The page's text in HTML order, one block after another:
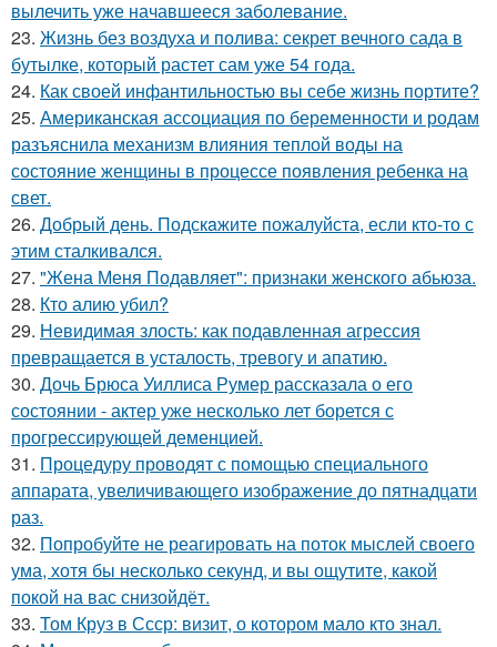
вылечить уже начавшееся заболевание.
23. Жизнь без воздуха и полива: секрет вечного сада в
бутылке, который растет сам уже 54 года.
24. Как своей инфантильностью вы себе жизнь портите?
25. Американская ассоциация по беременности и родам
разъяснила механизм влияния теплой воды на
состояние женщины в процессе появления ребенка на
свет.
26. Добрый день. Подскaжите пожалуйста, если кто-то с
этим сталкивался.
27. "Жена Меня Подавляет": признаки женского абьюза.
28. Кто алию убил?
29. Невидимая злость: как подавленная агрессия
превращается в усталость, тревогу и апатию.
30. Дочь Брюса Уиллиса Румер рассказала о его
состоянии - актер уже несколько лет борется с
прогрессирующей деменцией.
31. Процедуру проводят с помощью специального
аппарата, увеличивающего изображение до пятнадцати
раз.
32. Попробуйте не реагировать на поток мыслей своего
ума, хотя бы несколько секунд, и вы ощутите, какой
покой на вас снизойдёт.
33. Том Круз в Ссср: визит, о котором мало кто знал.